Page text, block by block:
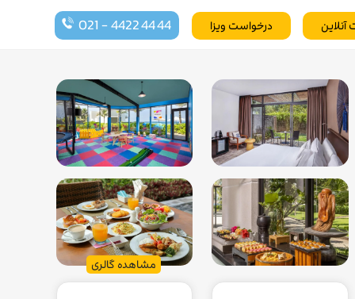
درخواست ویزا 021 - 4422 44 44 آنلاین
مشاهده گالری